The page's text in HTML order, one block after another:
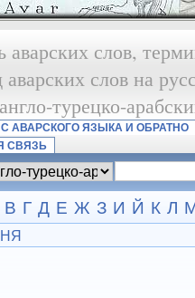
аварских слов,
аварских слов на
турецко-
АВАРСКОГО ЯЗЫКА И ОБРАТНО
СВЯЗЬ
В Г Д Е Ж З И Й К Л
НЯ